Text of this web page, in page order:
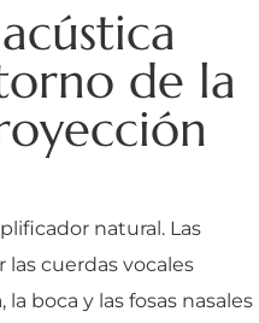
de la
natural. Las
las cuerdas vocales
boca y las fosas nasales